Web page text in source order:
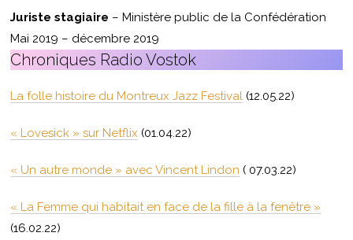
Juriste stagiaire – Ministère public de la Confédération
Mai 2019 – décembre 2019
Chroniques Radio Vostok
La folle histoire du Montreux Jazz Festival (12.05.22)
« Lovesick » sur Netflix (01.04.22)
« Un autre monde » avec Vincent Lindon ( 07.03.22)
« La Femme qui habitait en face de la fille à la fenêtre »
(16.02.22)